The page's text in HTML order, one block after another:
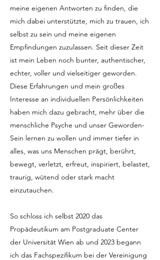
meine eigenen Antworten zu finden, die
mich dabei unterstützte, mich zu trauen, ich
selbst zu sein und meine eigenen
Empfindungen zuzulassen. Seit dieser Zeit
ist mein Leben noch bunter, authentischer,
echter, voller und vielseitiger geworden.
Diese Erfahrungen und mein großes
Interesse an individuellen Persönlichkeiten
haben mich dazu gebracht, mehr über die
menschliche Psyche und unser Geworden-
Sein lernen zu wollen und immer tiefer in
alles, was uns Menschen prägt, berührt,
bewegt, verletzt, erfreut, inspiriert, belastet,
traurig, wütend oder stark macht
einzutauchen.
So schloss ich selbst 2020 das
Propädeutikum am Postgraduate Center
der Universität Wien ab und 2023 begann
ich das Fachspezifikum bei der Vereinigung